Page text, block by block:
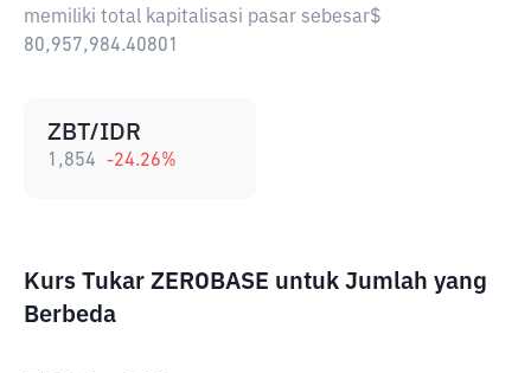
memiliki total kapitalisasi pasar sebesar$
80,957,984.40801
ZBT/IDR
1,854 -24.26%
Kurs Tukar ZEROBASE untuk Jumlah yang
Berbeda